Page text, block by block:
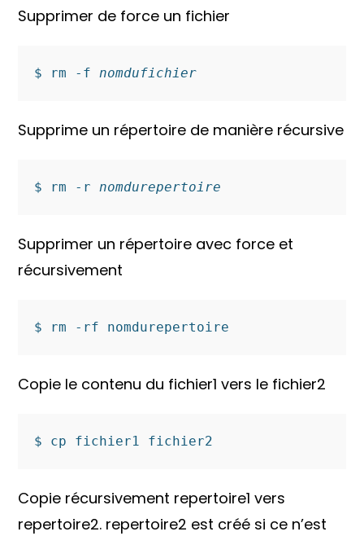
Supprimer de force un fichier
$ rm -f nomdufichier
Supprime un répertoire de manière récursive
$ rm -r nomdurepertoire
Supprimer un répertoire avec force et
récursivement
$ rm -rf nomdurepertoire
Copie le contenu du fichier1 vers le fichier2
$ cp fichier1 fichier2
Copie récursivement repertoire1 vers
repertoire2. repertoire2 est créé si ce n’est